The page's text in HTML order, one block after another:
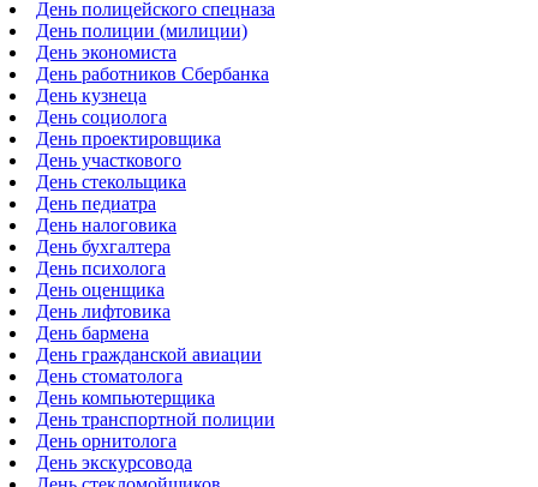
День полицейского спецназа
День полиции (милиции)
День экономиста
День работников Сбербанка
День кузнеца
День социолога
День проектировщика
День участкового
День стекольщика
День педиатра
День налоговика
День бухгалтера
День психолога
День оценщика
День лифтовика
День бармена
День гражданской авиации
День стоматолога
День компьютерщика
День транспортной полиции
День орнитолога
День экскурсовода